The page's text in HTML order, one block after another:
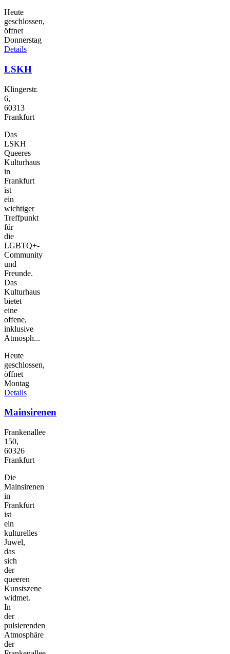
Heute
geschlossen,
öffnet
Donnerstag
Details
LSKH
Klingerstr.
6,
60313
Frankfurt
Das
LSKH
Queeres
Kulturhaus
in
Frankfurt
ist
ein
wichtiger
Treffpunkt
für
die
LGBTQ+-
Community
und
Freunde.
Das
Kulturhaus
bietet
eine
offene,
inklusive
Atmosph...
Heute
geschlossen,
öffnet
Montag
Details
Mainsirenen
Frankenallee
150,
60326
Frankfurt
Die
Mainsirenen
in
Frankfurt
ist
ein
kulturelles
Juwel,
das
sich
der
queeren
Kunstszene
widmet.
In
der
pulsierenden
Atmosphäre
der